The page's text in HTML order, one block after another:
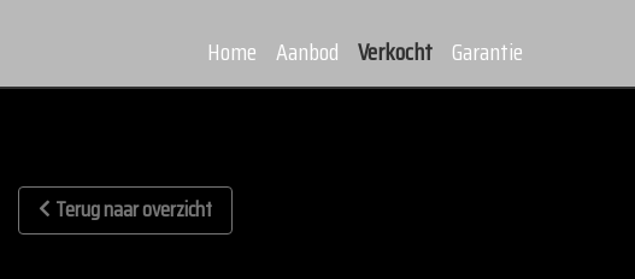
Home Aanbod Verkocht Garantie
Terug naar overzicht